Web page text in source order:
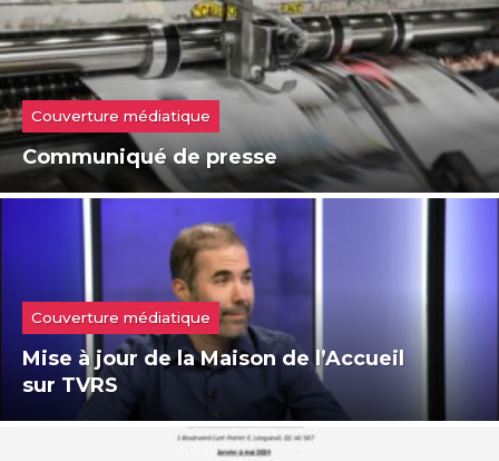
Couverture médiatique
Communiqué de presse
Couverture médiatique
Mise à jour de la Maison de l’Accueil
sur TVRS